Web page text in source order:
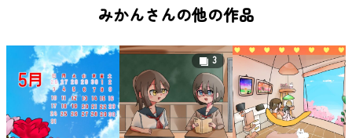
o
o
みかんさんの他の作品
3